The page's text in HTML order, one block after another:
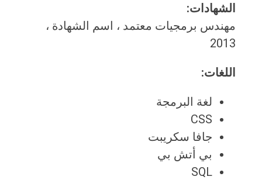
الشهادات:
مهندس برمجيات معتمد ، اسم الشهادة ،
2013
اللغات:
لغة البرمجة
CSS
جافا سكريبت
بي أتش بي
SQL